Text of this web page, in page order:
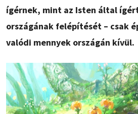
ígérnek, mint az Isten által
országának felépítését – csak
valódi mennyek országán kívül.